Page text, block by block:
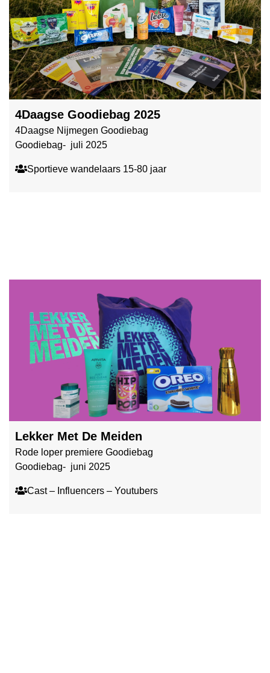
4Daagse Goodiebag 2025
4Daagse Nijmegen Goodiebag
Goodiebag- juli 2025
Sportieve wandelaars 15-80 jaar
Lekker Met De Meiden
Rode loper premiere Goodiebag
Goodiebag- juni 2025
Cast – Influencers – Youtubers